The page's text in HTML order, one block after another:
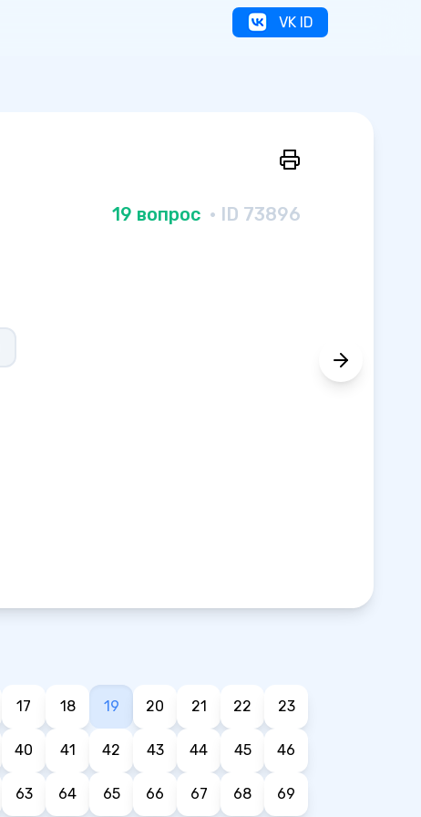
VK ID
19 вопрос · ID 73896
17 18 19 20 21 22 23
40 41 42 43 44 45 46
63 64 65 66 67 68 69